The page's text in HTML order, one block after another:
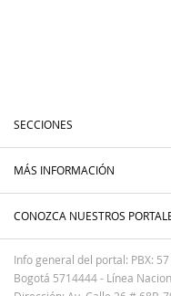
SECCIONES
MÁS INFORMACIÓN
CONOZCA NUESTROS
Info general del portal: PBX:
Bogotá 5714444 - Línea